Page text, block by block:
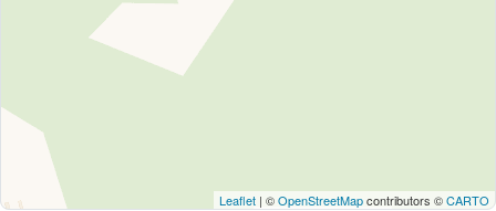
Leaflet | ©OpenStreetMapcontributors ©CARTO